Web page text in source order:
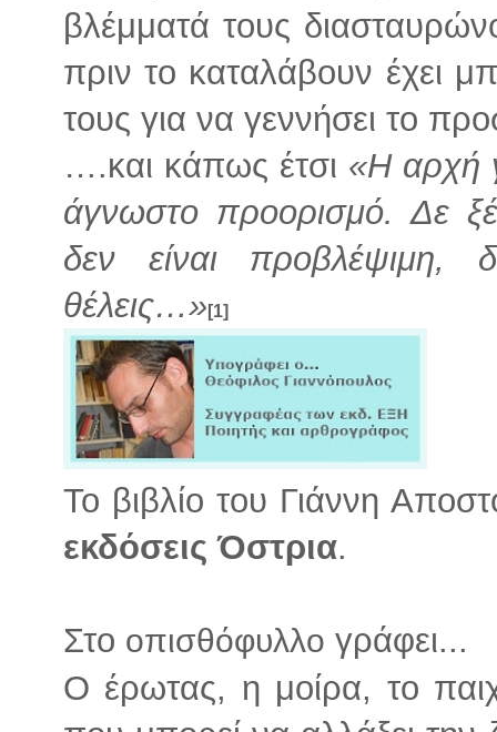
βλέμματά τους
πριν το καταλάβουν έχει
τους για να γεννήσει το
….και κάπως έτσι «Η αρχή
άγνωστο προορισμό. Δε
δεν είναι
θέλεις…»[1]
Το βιβλίο του Γιάννη
εκδόσεις Όστρια.
Στο οπισθόφυλλο γράφει...
Ο έρωτας, η μοίρα, το